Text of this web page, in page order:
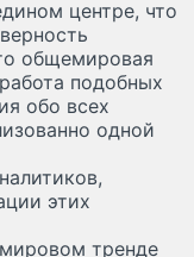
центре, что
общемировая
подобных
обо всех
одной
этих
тренде